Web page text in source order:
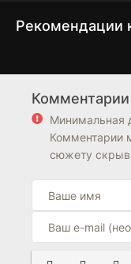
Рекомендации
7.3
Минимальная
Комментарии
сюжету